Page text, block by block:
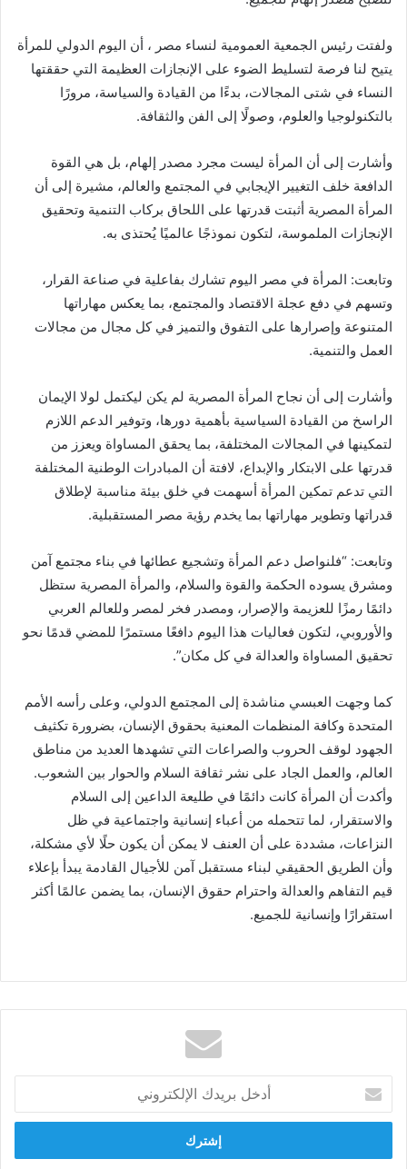
ولفتت رئيس الجمعية العمومية لنساء مصر ، أن اليوم الدولي للمرأة
يتيح لنا فرصة لتسليط الضوء على الإنجازات العظيمة التي حققتها
النساء في شتى المجالات، بدءًا من القيادة والسياسة، مرورًا
بالتكنولوجيا والعلوم، وصولًا إلى الفن والثقافة.
وأشارت إلى أن المرأة ليست مجرد مصدر إلهام، بل هي القوة
الدافعة خلف التغيير الإيجابي في المجتمع والعالم، مشيرة إلى أن
المرأة المصرية أثبتت قدرتها على اللحاق بركاب التنمية وتحقيق
الإنجازات الملموسة، لتكون نموذجًا عالميًا يُحتذى به.
وتابعت: المرأة في مصر اليوم تشارك بفاعلية في صناعة القرار،
وتسهم في دفع عجلة الاقتصاد والمجتمع، بما يعكس مهاراتها
المتنوعة وإصرارها على التفوق والتميز في كل مجال من مجالات
العمل والتنمية.
وأشارت إلى أن نجاح المرأة المصرية لم يكن ليكتمل لولا الإيمان
الراسخ من القيادة السياسية بأهمية دورها، وتوفير الدعم اللازم
لتمكينها في المجالات المختلفة، بما يحقق المساواة ويعزز من
قدرتها على الابتكار والإبداع، لافتة أن المبادرات الوطنية المختلفة
التي تدعم تمكين المرأة أسهمت في خلق بيئة مناسبة لإطلاق
قدراتها وتطوير مهاراتها بما يخدم رؤية مصر المستقبلية.
وتابعت: “فلنواصل دعم المرأة وتشجيع عطائها في بناء مجتمع آمن
ومشرق يسوده الحكمة والقوة والسلام، والمرأة المصرية ستظل
دائمًا رمزًا للعزيمة والإصرار، ومصدر فخر لمصر وللعالم العربي
والأوروبي، لتكون فعاليات هذا اليوم دافعًا مستمرًا للمضي قدمًا نحو
تحقيق المساواة والعدالة في كل مكان”.
كما وجهت العبسي مناشدة إلى المجتمع الدولي، وعلى رأسه الأمم
المتحدة وكافة المنظمات المعنية بحقوق الإنسان، بضرورة تكثيف
الجهود لوقف الحروب والصراعات التي تشهدها العديد من مناطق
العالم، والعمل الجاد على نشر ثقافة السلام والحوار بين الشعوب.
وأكدت أن المرأة كانت دائمًا في طليعة الداعين إلى السلام
والاستقرار، لما تتحمله من أعباء إنسانية واجتماعية في ظل
النزاعات، مشددة على أن العنف لا يمكن أن يكون حلًا لأي مشكلة،
وأن الطريق الحقيقي لبناء مستقبل آمن للأجيال القادمة يبدأ بإعلاء
قيم التفاهم والعدالة واحترام حقوق الإنسان، بما يضمن عالمًا أكثر
استقرارًا وإنسانية للجميع.
بريدك
الإلكتروني